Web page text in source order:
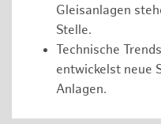
Gleisanlagen
Stelle.
Technische
entwickelst neue
Anlagen.